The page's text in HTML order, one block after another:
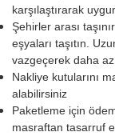
karşılaştırarak
Şehirler arası
eşyaları taşıtın.
vazgeçerek daha
Nakliye kutularını
alabilirsiniz
Paketleme için
masraftan tasarruf